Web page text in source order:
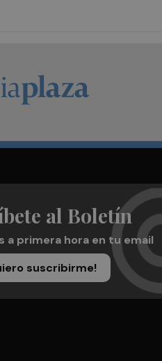
al Boletín
a primera hora en tu email
suscribirme!